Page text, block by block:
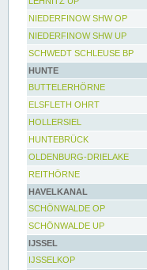
NIEDERFINOW SHW OP
NIEDERFINOW SHW UP
SCHWEDT SCHLEUSE BP
HUNTE
BUTTELERHÖRNE
ELSFLETH OHRT
HOLLERSIEL
HUNTEBRÜCK
OLDENBURG-DRIELAKE
REITHÖRNE
HAVELKANAL
SCHÖNWALDE OP
SCHÖNWALDE UP
IJSSEL
IJSSELKOP